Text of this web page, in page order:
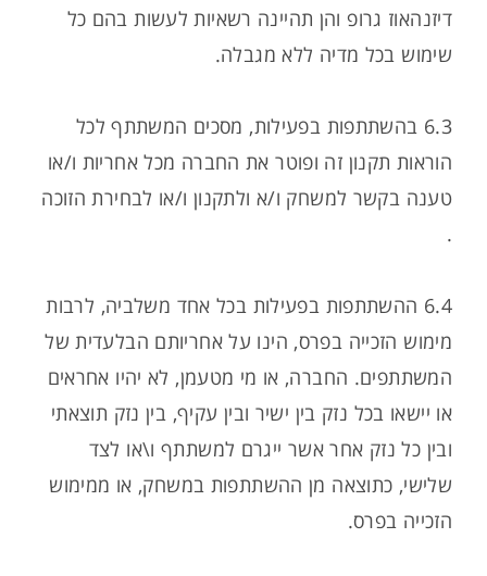
דיזנהאוז גרופ והן תהיינה רשאיות לעשות בהם כל
שימוש בכל מדיה ללא מגבלה.
6.3 בהשתתפות בפעילות, מסכים המשתתף לכל
הוראות תקנון זה ופוטר את החברה מכל אחריות ו/או
טענה בקשר למשחק ו/א ולתקנון ו/או לבחירת הזוכה
.
6.4 ההשתתפות בפעילות בכל אחד משלביה, לרבות
מימוש הזכייה בפרס, הינו על אחריותם הבלעדית של
המשתתפים. החברה, או מי מטעמן, לא יהיו אחראים
או יישאו בכל נזק בין ישיר ובין עקיף, בין נזק תוצאתי
ובין כל נזק אחר אשר ייגרם למשתתף ו\או לצד
שלישי, כתוצאה מן ההשתתפות במשחק, או ממימוש
הזכייה בפרס.